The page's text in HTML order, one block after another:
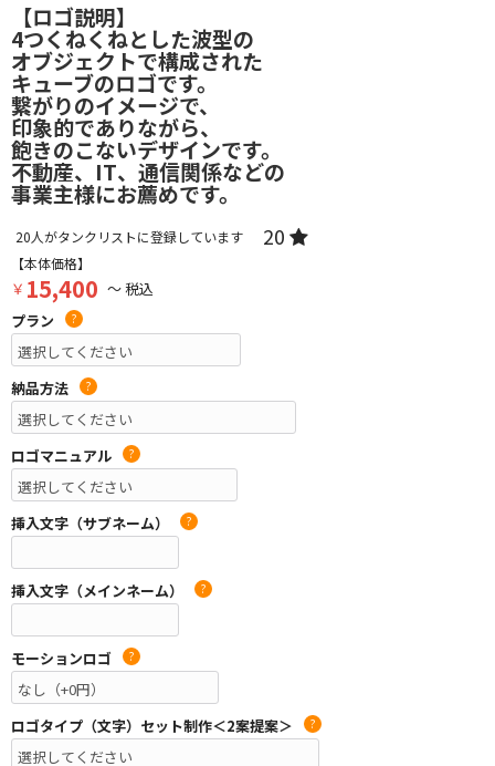
【ロゴ説明】
4つくねくねとした波型の
オブジェクトで構成された
キューブのロゴです。
繋がりのイメージで、
印象的でありながら、
飽きのこないデザインです。
不動産、IT、通信関係などの
事業主様にお薦めです。
20人がタンクリストに登録しています 20
【本体価格】
￥ 15,400 ～ 税込
プラン
?
納品方法 ?
ロゴマニュアル ?
挿入文字（サブネーム） ?
挿入文字（メインネーム） ?
モーションロゴ ?
ロゴタイプ（文字）セット制作＜2案提案＞ ?